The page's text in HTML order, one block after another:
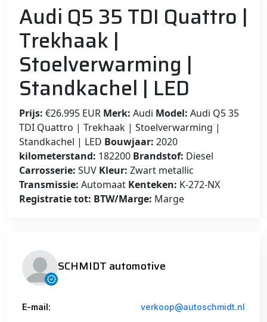
Audi Q5 35 TDI Quattro |
Trekhaak |
Stoelverwarming |
Standkachel | LED
Prijs: €26.995 EUR Merk: Audi Model: Audi Q5 35
TDI Quattro | Trekhaak | Stoelverwarming |
Standkachel | LED Bouwjaar: 2020
kilometerstand: 182200 Brandstof: Diesel
Carrosserie: SUV Kleur: Zwart metallic
Transmissie: Automaat Kenteken: K-272-NX
Registratie tot: BTW/Marge: Marge
SCHMIDT automotive
E-mail:
verkoop@autoschmidt.nl